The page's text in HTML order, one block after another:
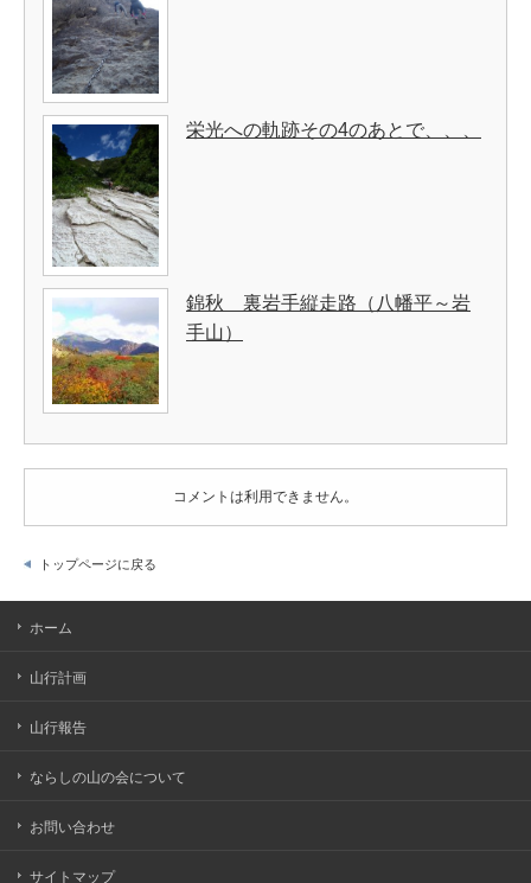
栄光への軌跡その4のあとで、、、
錦秋 裏岩手縦走路（八幡平～岩
手山）
コメントは利用できません。
トップページに戻る
ホーム
山行計画
山行報告
ならしの山の会について
お問い合わせ
サイトマップ